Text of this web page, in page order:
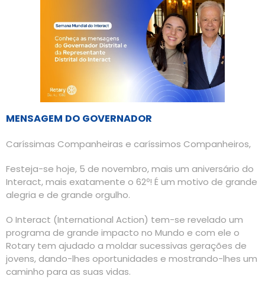
MENSAGEM DO GOVERNADOR
Caríssimas Companheiras e caríssimos Companheiros,
Festeja-se hoje, 5 de novembro, mais um aniversário do
Interact, mais exatamente o 62º! É um motivo de grande
alegria e de grande orgulho.
O Interact (International Action) tem-se revelado um
programa de grande impacto no Mundo e com ele o
Rotary tem ajudado a moldar sucessivas gerações de
jovens, dando-lhes oportunidades e mostrando-lhes um
caminho para as suas vidas.